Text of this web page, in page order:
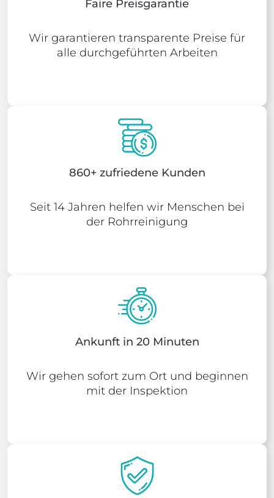
Faire Preisgarantie
Wir garantieren transparente Preise für
alle durchgeführten Arbeiten
860+ zufriedene Kunden
Seit 14 Jahren helfen wir Menschen bei
der Rohrreinigung
Ankunft in 20 Minuten
Wir gehen sofort zum Ort und beginnen
mit der Inspektion